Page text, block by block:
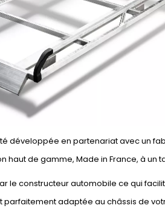
développée en partenariat avec un
de gamme, Made in France, à un
le constructeur automobile ce qui
adaptée au châssis de